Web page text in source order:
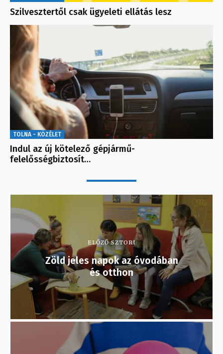
Szilvesztertől csak ügyeleti ellátás lesz
TOLNA - KÖZÉLET
Indul az új kötelező gépjármű-
felelősségbiztosít…
ELŐZŐ SZTORI
Zöld jeles napok az óvodában
és otthon